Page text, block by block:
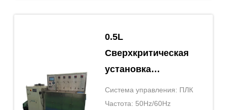
0.5L
Сверхкритическая
установка
экстракции СО2
110V/220V СО2
Система управления: ПЛК
Частота: 50Hz/60Hz